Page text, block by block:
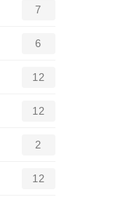
7
6
12
12
2
12